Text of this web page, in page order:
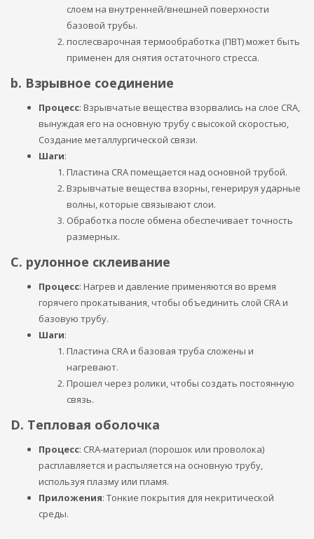
слоем на внутренней/внешней поверхности
базовой трубы.
послесварочная термообработка (ПВТ) может быть
применен для снятия остаточного стресса.
b. Взрывное соединение
Процесс: Взрывчатые вещества взорвались на слое CRA,
вынуждая его на основную трубу с высокой скоростью,
Создание металлургической связи.
Шаги:
Пластина CRA помещается над основной трубой.
Взрывчатые вещества взорны, генерируя ударные
волны, которые связывают слои.
Обработка после обмена обеспечивает точность
размерных.
C. рулонное склеивание
Процесс: Нагрев и давление применяются во время
горячего прокатывания, чтобы объединить слой CRA и
базовую трубу.
Шаги:
Пластина CRA и базовая труба сложены и
нагревают.
Прошел через ролики, чтобы создать постоянную
связь.
D. Тепловая оболочка
Процесс: CRA-материал (порошок или проволока)
расплавляется и распыляется на основную трубу,
используя плазму или пламя.
Приложения: Тонкие покрытия для некритической
среды.